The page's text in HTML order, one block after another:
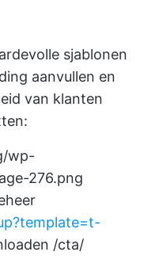
sjablonen
aanvullen en
van klanten
wp-
276.png
/cta/